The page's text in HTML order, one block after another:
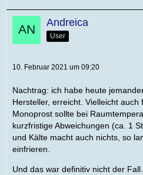
Andreica
User
10. Februar 2021 um 09:20
Nachtrag: ich habe heute
Hersteller, erreicht. Vielleicht
Monoprost sollte bei
kurzfristige Abweichungen (ca. 1
und Kälte macht auch nichts, so
einfrieren.
Und das war definitiv nicht der Fall.